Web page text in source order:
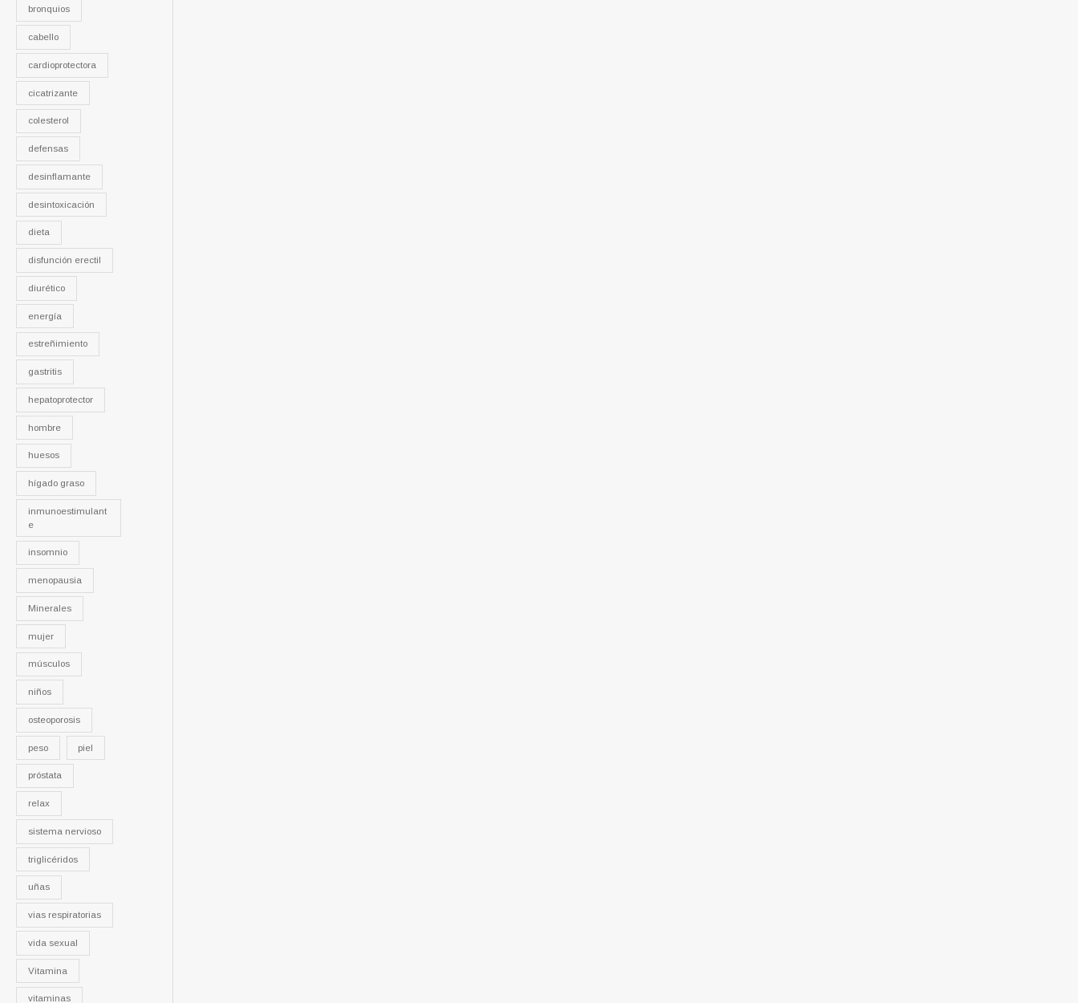
bronquios
cabello
cardioprotectora
cicatrizante
colesterol
defensas
desinflamante
desintoxicación
dieta
disfunción erectil
diurético
energía
estreñimiento
gastritis
hepatoprotector
hombre
huesos
hígado graso
inmunoestimulant
e
insomnio
menopausia
Minerales
mujer
músculos
niños
osteoporosis
peso piel
próstata
relax
sistema nervioso
triglicéridos
uñas
vias respiratorias
vida sexual
Vitamina
vitaminas